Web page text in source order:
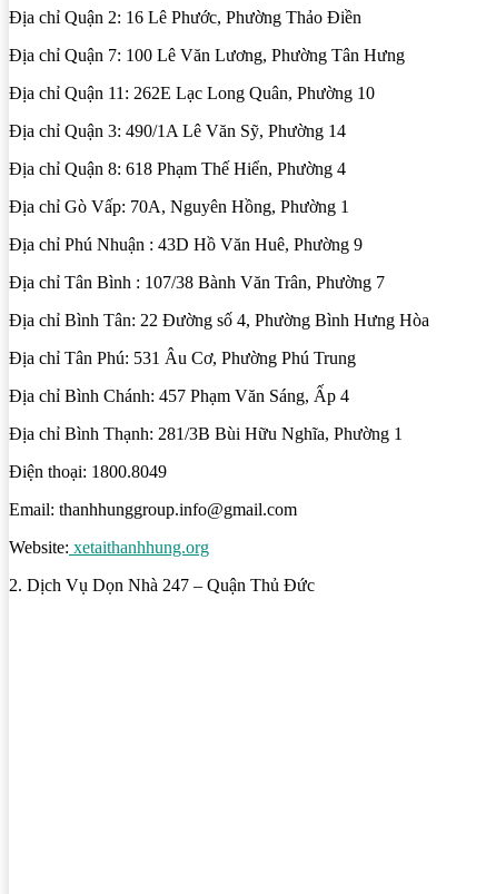
Địa chỉ Quận 2: 16 Lê Phước, Phường Thảo Điền
Địa chỉ Quận 7: 100 Lê Văn Lương, Phường Tân Hưng
Địa chỉ Quận 11: 262E Lạc Long Quân, Phường 10
Địa chỉ Quận 3: 490/1A Lê Văn Sỹ, Phường 14
Địa chỉ Quận 8: 618 Phạm Thế Hiển, Phường 4
Địa chỉ Gò Vấp: 70A, Nguyên Hồng, Phường 1
Địa chỉ Phú Nhuận : 43D Hồ Văn Huê, Phường 9
Địa chỉ Tân Bình : 107/38 Bành Văn Trân, Phường 7
Địa chỉ Bình Tân: 22 Đường số 4, Phường Bình Hưng Hòa
Địa chỉ Tân Phú: 531 Âu Cơ, Phường Phú Trung
Địa chỉ Bình Chánh: 457 Phạm Văn Sáng, Ấp 4
Địa chỉ Bình Thạnh: 281/3B Bùi Hữu Nghĩa, Phường 1
Điện thoại: 1800.8049
Email: thanhhunggroup.info@gmail.com
Website: xetaithanhhung.org
2. Dịch Vụ Dọn Nhà 247 – Quận Thủ Đức